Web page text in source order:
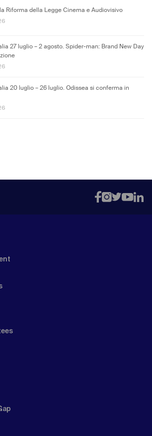
Riforma della Legge Cinema e Audiovisivo
27 luglio – 2 agosto. Spider-man: Brand New Day
20 luglio – 26 luglio. Odissea si conferma in